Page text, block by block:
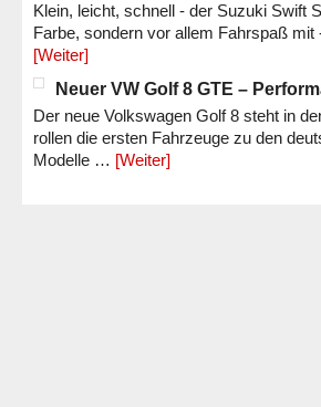
Klein, leicht, schnell - der Suzuki Swift
Farbe, sondern vor allem Fahrspaß
[Weiter]
Neuer VW Golf 8 GTE –
Der neue Volkswagen Golf 8 steht in
rollen die ersten Fahrzeuge zu den
Modelle … [Weiter]